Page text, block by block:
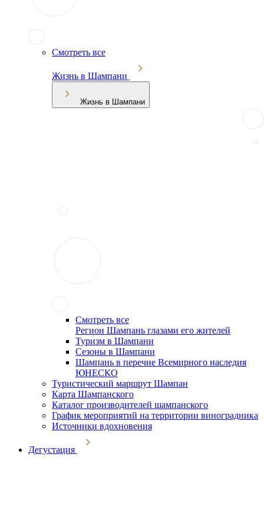
Смотреть все
Жизнь в Шампани
Жизнь в Шампани
Смотреть все
Регион Шампань глазами его жителей
Туризм в Шампани
Сезоны в Шампани
Шампань в перечне Всемирного наследия
ЮНЕСКО
Туристический маршрут Шампан
Карта Шампанского
Каталог производителей шампанского
График мероприятий на территории виноградника
Источники вдохновения
Дегустация